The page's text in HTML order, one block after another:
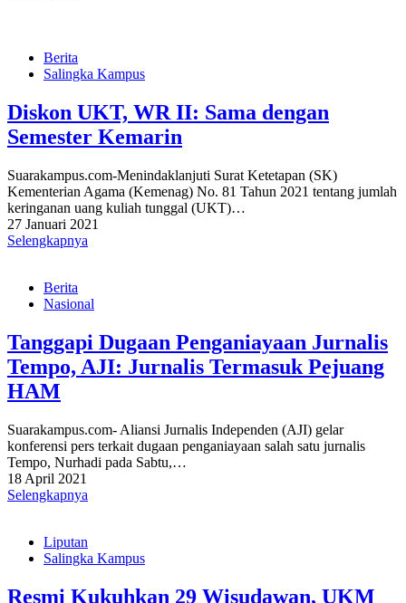
Berita
Salingka Kampus
Diskon UKT, WR II: Sama dengan
Semester Kemarin
Suarakampus.com-Menindaklanjuti Surat Ketetapan (SK)
Kementerian Agama (Kemenag) No. 81 Tahun 2021 tentang jumlah
keringanan uang kuliah tunggal (UKT)…
27 Januari 2021
Selengkapnya
Berita
Nasional
Tanggapi Dugaan Penganiayaan Jurnalis
Tempo, AJI: Jurnalis Termasuk Pejuang
HAM
Suarakampus.com- Aliansi Jurnalis Independen (AJI) gelar
konferensi pers terkait dugaan penganiayaan salah satu jurnalis
Tempo, Nurhadi pada Sabtu,…
18 April 2021
Selengkapnya
Liputan
Salingka Kampus
Resmi Kukuhkan 29 Wisudawan, UKM